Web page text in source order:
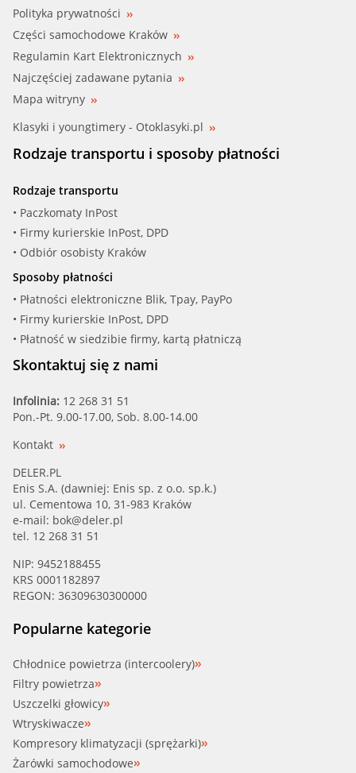
Polityka prywatności
Części samochodowe Kraków
Regulamin Kart Elektronicznych
Najczęściej zadawane pytania
Mapa witryny
Klasyki i youngtimery - Otoklasyki.pl
Rodzaje transportu i sposoby płatności
Rodzaje transportu
• Paczkomaty InPost
• Firmy kurierskie InPost, DPD
• Odbiór osobisty Kraków
Sposoby płatności
• Płatności elektroniczne Blik, Tpay, PayPo
• Firmy kurierskie InPost, DPD
• Płatność w siedzibie firmy, kartą płatniczą
Skontaktuj się z nami
Infolinia: 12 268 31 51
Pon.-Pt. 9.00-17.00, Sob. 8.00-14.00
Kontakt
DELER.PL
Enis S.A. (dawniej: Enis sp. z o.o. sp.k.)
ul. Cementowa 10, 31-983 Kraków
e-mail: bok@deler.pl
tel. 12 268 31 51
NIP: 9452188455
KRS 0001182897
REGON: 36309630300000
Popularne kategorie
Chłodnice powietrza (intercoolery)
Filtry powietrza
Uszczelki głowicy
Wtryskiwacze
Kompresory klimatyzacji (sprężarki)
Żarówki samochodowe